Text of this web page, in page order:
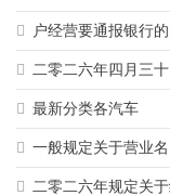
户经营要通报银行
二零二六年四月三
最新分类各汽车
一般规定关于营业名
二零二六年规定关